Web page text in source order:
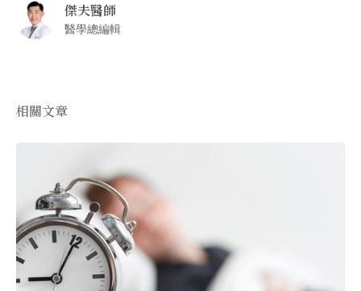
傑夫醫師
醫學總編輯
相關文章